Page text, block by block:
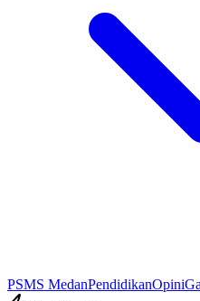
PSMS MedanPendidikanOpini